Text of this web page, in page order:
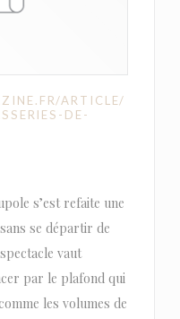
ARTICLE/
DE-
s’est refaite une
se départir de
vaut
par le plafond qui
les volumes de